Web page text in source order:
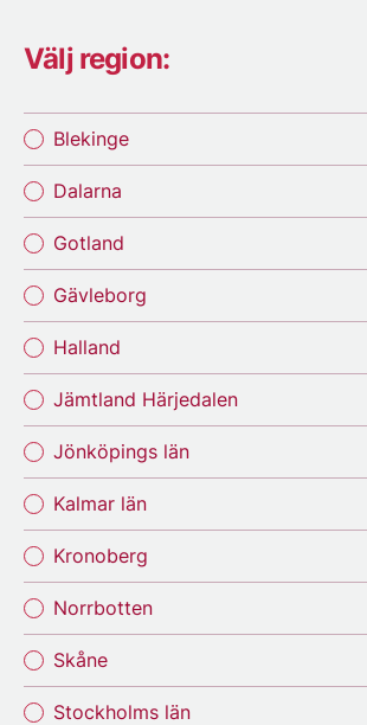
Välj region:
Blekinge
Dalarna
Gotland
Gävleborg
Halland
Jämtland Härjedalen
Jönköpings län
Kalmar län
Kronoberg
Norrbotten
Skåne
Stockholms län